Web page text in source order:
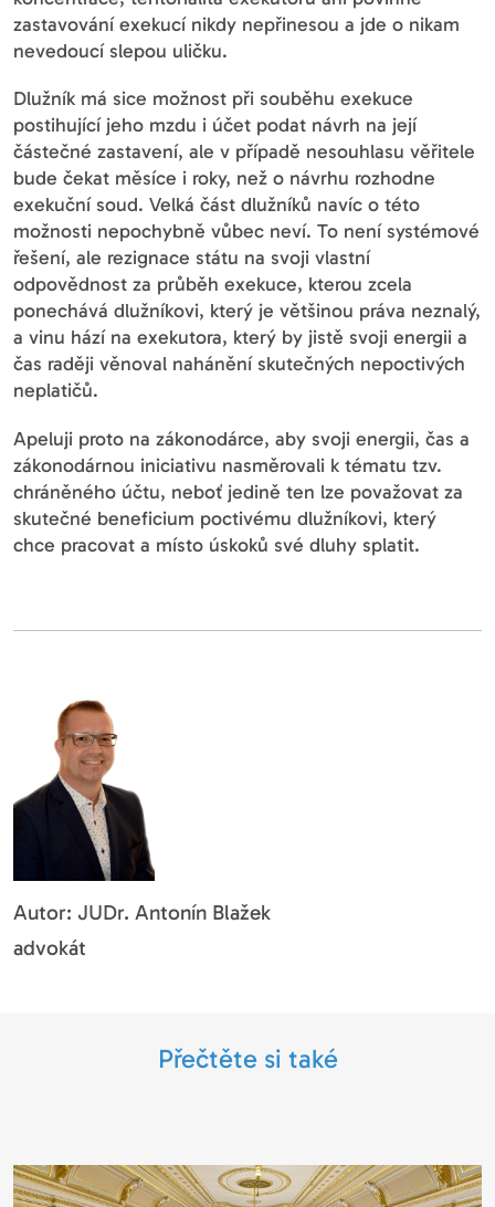
zastavování exekucí nikdy nepřinesou a jde o nikam
nevedoucí slepou uličku.
Dlužník má sice možnost při souběhu exekuce
postihující jeho mzdu i účet podat návrh na její
částečné zastavení, ale v případě nesouhlasu věřitele
bude čekat měsíce i roky, než o návrhu rozhodne
exekuční soud. Velká část dlužníků navíc o této
možnosti nepochybně vůbec neví. To není systémové
řešení, ale rezignace státu na svoji vlastní
odpovědnost za průběh exekuce, kterou zcela
ponechává dlužníkovi, který je většinou práva neznalý,
a vinu hází na exekutora, který by jistě svoji energii a
čas raději věnoval nahánění skutečných nepoctivých
neplatičů.
Apeluji proto na zákonodárce, aby svoji energii, čas a
zákonodárnou iniciativu nasměrovali k tématu tzv.
chráněného účtu, neboť jedině ten lze považovat za
skutečné beneficium poctivému dlužníkovi, který
chce pracovat a místo úskoků své dluhy splatit.
Autor: JUDr. Antonín Blažek
advokát
Přečtěte si také